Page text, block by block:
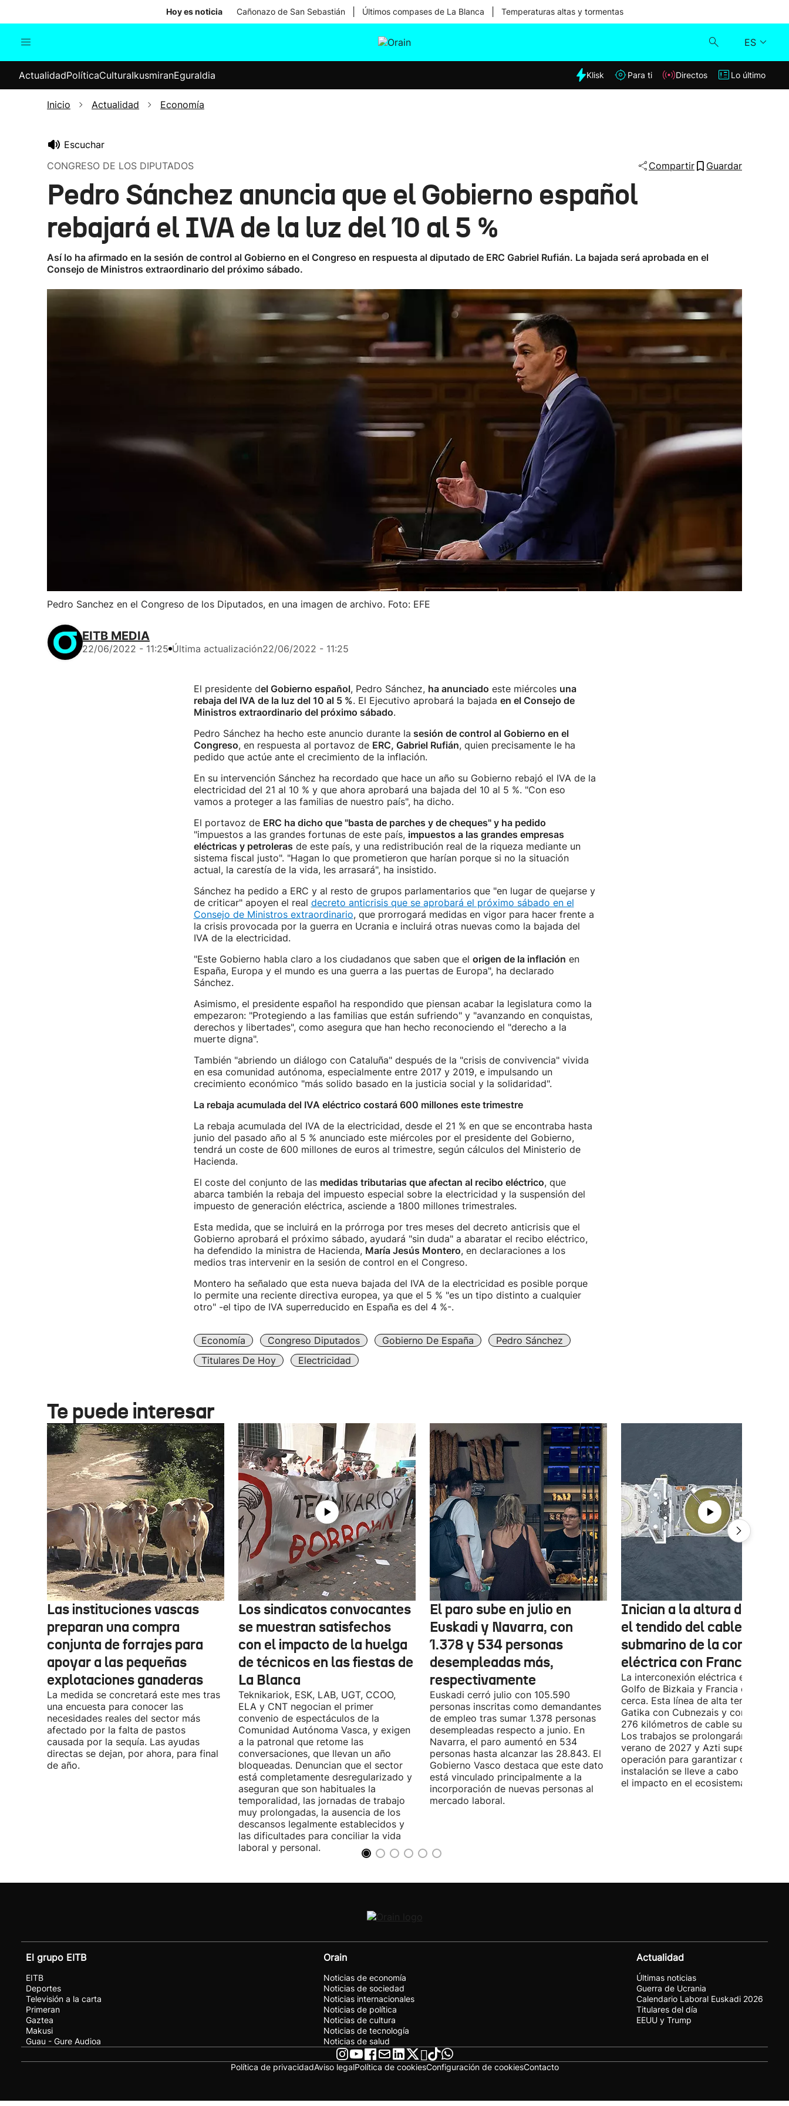
Hoy es noticia Cañonazo de San Sebastián Últimos compases de La Blanca Temperaturas altas y tormentas
ES
Internacional
Elecciones
Klisk
ActualidadPolíticaCulturaIkusmiranEguraldia Klisk Para ti Directos Lo último
Inicio Actualidad Economía
Escuchar
CONGRESO DE LOS DIPUTADOS
Compartir Guardar
Pedro Sánchez anuncia que el Gobierno español
rebajará el IVA de la luz del 10 al 5 %
Así lo ha afirmado en la sesión de control al Gobierno en el Congreso en respuesta al diputado de ERC Gabriel Rufián. La bajada será aprobada en el
Consejo de Ministros extraordinario del próximo sábado.
Pedro Sanchez en el Congreso de los Diputados, en una imagen de archivo. Foto: EFE
EITB MEDIA
22/06/2022 - 11:25 Última actualización22/06/2022 - 11:25
El presidente del Gobierno español, Pedro Sánchez, ha anunciado este miércoles una
rebaja del IVA de la luz del 10 al 5 %. El Ejecutivo aprobará la bajada en el Consejo de
Ministros extraordinario del próximo sábado.
Pedro Sánchez ha hecho este anuncio durante la sesión de control al Gobierno en el
Congreso, en respuesta al portavoz de ERC, Gabriel Rufián, quien precisamente le ha
pedido que actúe ante el crecimiento de la inflación.
En su intervención Sánchez ha recordado que hace un año su Gobierno rebajó el IVA de la
electricidad del 21 al 10 % y que ahora aprobará una bajada del 10 al 5 %. "Con eso
vamos a proteger a las familias de nuestro país", ha dicho.
El portavoz de ERC ha dicho que "basta de parches y de cheques" y ha pedido
"impuestos a las grandes fortunas de este país, impuestos a las grandes empresas
eléctricas y petroleras de este país, y una redistribución real de la riqueza mediante un
sistema fiscal justo". "Hagan lo que prometieron que harían porque si no la situación
actual, la carestía de la vida, les arrasará", ha insistido.
Sánchez ha pedido a ERC y al resto de grupos parlamentarios que "en lugar de quejarse y
de criticar" apoyen el real decreto anticrisis que se aprobará el próximo sábado en el
Consejo de Ministros extraordinario, que prorrogará medidas en vigor para hacer frente a
la crisis provocada por la guerra en Ucrania e incluirá otras nuevas como la bajada del
IVA de la electricidad.
"Este Gobierno habla claro a los ciudadanos que saben que el origen de la inflación en
España, Europa y el mundo es una guerra a las puertas de Europa", ha declarado
Sánchez.
Asimismo, el presidente español ha respondido que piensan acabar la legislatura como la
empezaron: "Protegiendo a las familias que están sufriendo" y "avanzando en conquistas,
derechos y libertades", como asegura que han hecho reconociendo el "derecho a la
muerte digna".
También "abriendo un diálogo con Cataluña" después de la "crisis de convivencia" vivida
en esa comunidad autónoma, especialmente entre 2017 y 2019, e impulsando un
crecimiento económico "más solido basado en la justicia social y la solidaridad".
La rebaja acumulada del IVA eléctrico costará 600 millones este trimestre
La rebaja acumulada del IVA de la electricidad, desde el 21 % en que se encontraba hasta
junio del pasado año al 5 % anunciado este miércoles por el presidente del Gobierno,
tendrá un coste de 600 millones de euros al trimestre, según cálculos del Ministerio de
Hacienda.
El coste del conjunto de las medidas tributarias que afectan al recibo eléctrico, que
abarca también la rebaja del impuesto especial sobre la electricidad y la suspensión del
impuesto de generación eléctrica, asciende a 1800 millones trimestrales.
Esta medida, que se incluirá en la prórroga por tres meses del decreto anticrisis que el
Gobierno aprobará el próximo sábado, ayudará "sin duda" a abaratar el recibo eléctrico,
ha defendido la ministra de Hacienda, María Jesús Montero, en declaraciones a los
medios tras intervenir en la sesión de control en el Congreso.
Montero ha señalado que esta nueva bajada del IVA de la electricidad es posible porque
lo permite una reciente directiva europea, ya que el 5 % "es un tipo distinto a cualquier
otro" -el tipo de IVA superreducido en España es del 4 %-.
Economía Congreso Diputados Gobierno De España
Pedro Sánchez
Titulares De Hoy
Electricidad
Te puede interesar
Las instituciones vascas
preparan una compra
conjunta de forrajes para
apoyar a las pequeñas
explotaciones ganaderas
La medida se concretará este mes tras
una encuesta para conocer las
necesidades reales del sector más
afectado por la falta de pastos
causada por la sequía. Las ayudas
directas se dejan, por ahora, para final
de año.
Los sindicatos convocantes
se muestran satisfechos
con el impacto de la huelga
de técnicos en las fiestas de
La Blanca
Teknikariok, ESK, LAB, UGT, CCOO,
ELA y CNT negocian el primer
convenio de espectáculos de la
Comunidad Autónoma Vasca, y exigen
a la patronal que retome las
conversaciones, que llevan un año
bloqueadas. Denuncian que el sector
está completamente desregularizado y
aseguran que son habituales la
temporalidad, las jornadas de trabajo
muy prolongadas, la ausencia de los
descansos legalmente establecidos y
las dificultades para conciliar la vida
laboral y personal.
El paro sube en julio en
Euskadi y Navarra, con
1.378 y 534 personas
desempleadas más,
respectivamente
Euskadi cerró julio con 105.590
personas inscritas como demandantes
de empleo tras sumar 1.378 personas
desempleadas respecto a junio. En
Navarra, el paro aumentó en 534
personas hasta alcanzar las 28.843. El
Gobierno Vasco destaca que este dato
está vinculado principalmente a la
incorporación de nuevas personas al
mercado laboral.
Inician a la altura de
el tendido del cable
submarino de la conexión
eléctrica con Francia
La interconexión eléctrica entre el
Golfo de Bizkaia y Francia está más
cerca. Esta línea de alta tensión unirá
Gatika con Cubnezais y contará con
276 kilómetros de cable submarino.
Los trabajos se prolongarán hasta
verano de 2027 y Azti supervisará la
operación para garantizar que la
instalación se lleve a cabo
el impacto en el ecosistema marino.
El grupo EITB
EITB
Deportes
Televisión a la carta
Primeran
Gaztea
Makusi
Guau - Gure Audioa
Orain
Noticias de economía
Noticias de sociedad
Noticias internacionales
Noticias de política
Noticias de cultura
Noticias de tecnología
Noticias de salud
Actualidad
Últimas noticias
Guerra de Ucrania
Calendario Laboral Euskadi 2026
Titulares del día
EEUU y Trump
Política de privacidadAviso legalPolítica de cookiesConfiguración de cookiesContacto